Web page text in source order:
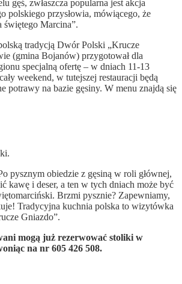
gęś, zwłaszcza popularna jest akcja
polskiego przysłowia, mówiącego, że
świętego Marcina”.
tradycją Dwór Polski „Krucze
(gmina Bojanów) przygotował dla
specjalną ofertę – w dniach 11-13
weekend, w tutejszej restauracji będą
potrawy na bazie gęsiny. W menu znajdą się
pysznym obiedzie z gęsiną w roli głównej,
kawę i deser, a ten w tych dniach może być
Brzmi pysznie? Zapewniamy,
Tradycyjna kuchnia polska to wizytówka
Gniazdo”.
mogą już rezerwować stoliki w
na nr 605 426 508.